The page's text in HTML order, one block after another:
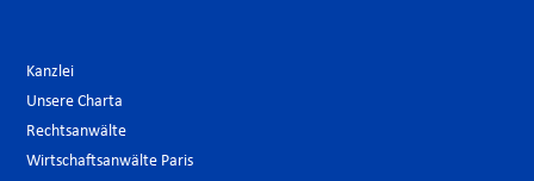
Kanzlei
Unsere Charta
Rechtsanwälte
Wirtschaftsanwälte Paris